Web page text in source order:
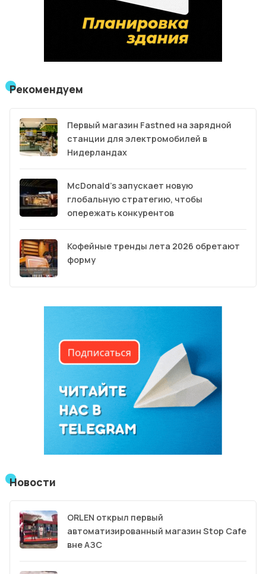
Рекомендуем
Первый магазин Fastned на зарядной
станции для электромобилей в
Нидерландах
McDonald’s запускает новую
глобальную стратегию, чтобы
опережать конкурентов
Кофейные тренды лета 2026 обретают
форму
Новости
ORLEN открыл первый
автоматизированный магазин Stop Cafe
вне АЗС